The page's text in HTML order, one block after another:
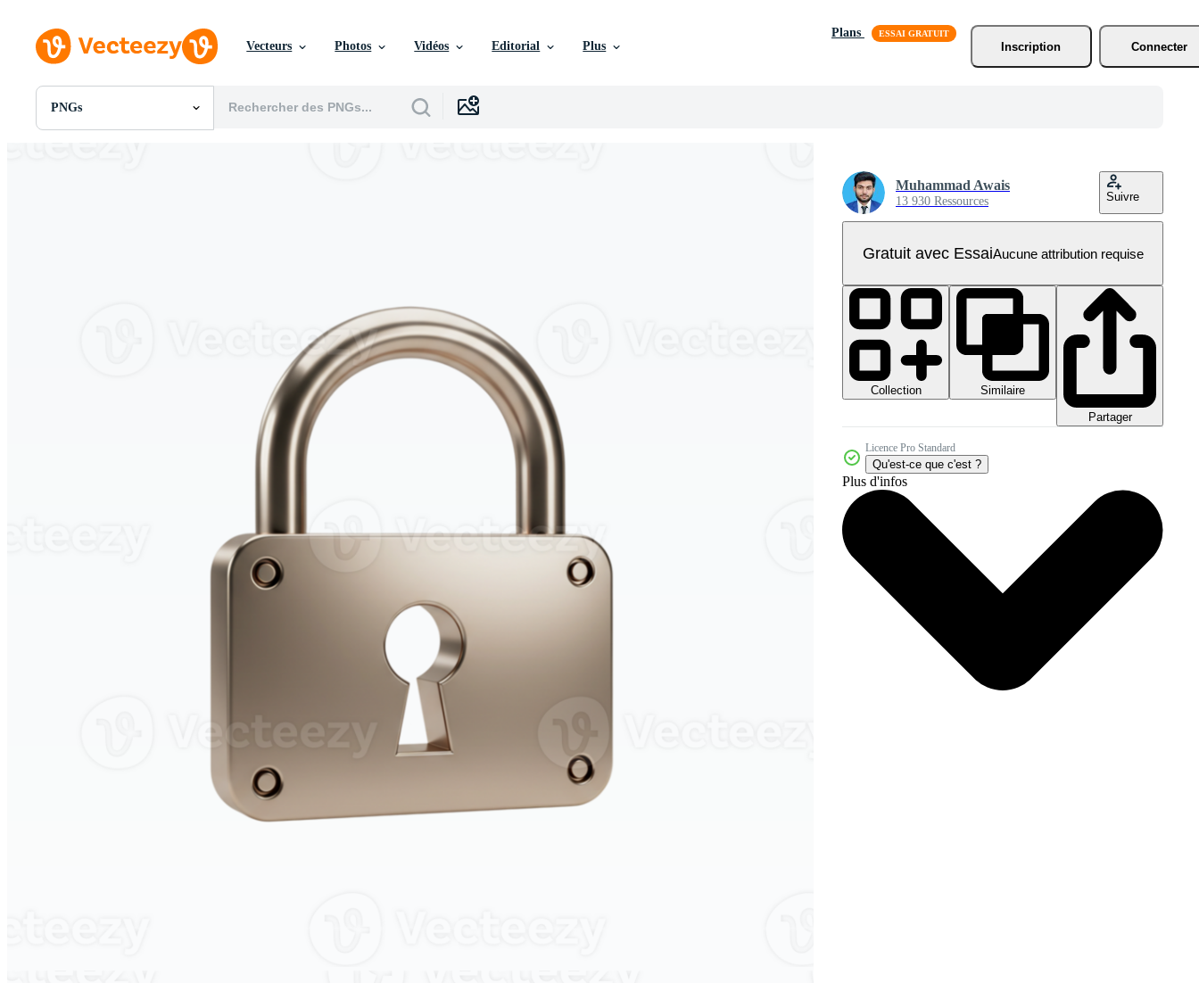
Vecteurs Photos Vidéos Editorial Plus
Plans
Inscription
Connecter
PNGs
Toutes Images
Muhammad Awais
13 930 Ressources Suivre
Gratuit avec EssaiAucune attribution requise
Collection
Similaire
Partager
Licence Pro Standard
Qu'est-ce que c'est ?
Plus d'infos